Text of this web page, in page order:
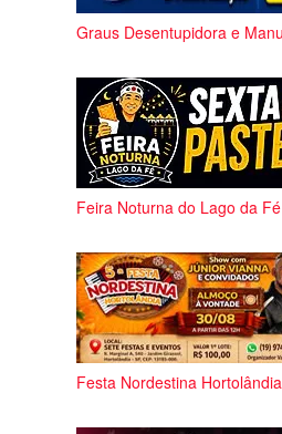
Graus Desentupidora e
Feira Noturna do Lago da Fé
Festa Nordestina Hortolândia